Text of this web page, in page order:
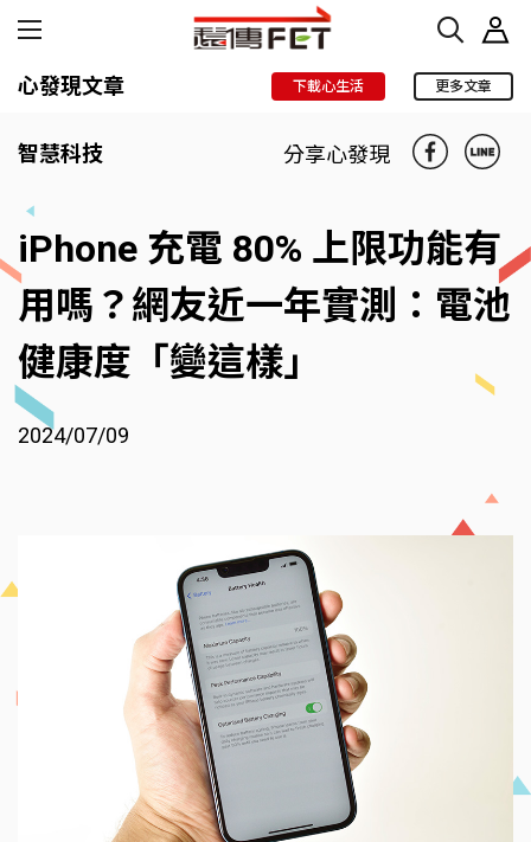
心發現文章 下載心生活 更多文章
智慧科技 分享心發現
iPhone 充電 80% 上限功能有
用嗎？網友近一年實測：電池
健康度 「變這樣」
2024/07/09